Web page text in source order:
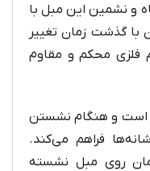
و نشمین این مبل با
با گذشت زمان تغییر
فلزی محکم و مقاوم
است و هنگام نشستن
فراهم می‌کند.
روی مبل نشسته